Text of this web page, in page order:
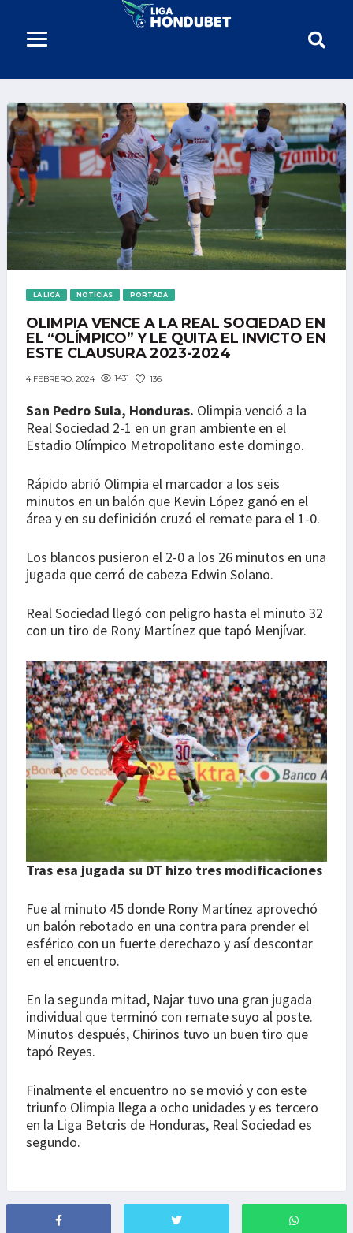
LA LIGA NOTICIAS PORTADA
OLIMPIA VENCE A LA REAL SOCIEDAD EN
EL “OLÍMPICO” Y LE QUITA EL INVICTO EN
ESTE CLAUSURA 2023-2024
4 FEBRERO, 2024 1431 136
San Pedro Sula, Honduras. Olimpia venció a la
Real Sociedad 2-1 en un gran ambiente en el
Estadio Olímpico Metropolitano este domingo.
Rápido abrió Olimpia el marcador a los seis
minutos en un balón que Kevin López ganó en el
área y en su definición cruzó el remate para el 1-0.
Los blancos pusieron el 2-0 a los 26 minutos en una
jugada que cerró de cabeza Edwin Solano.
Real Sociedad llegó con peligro hasta el minuto 32
con un tiro de Rony Martínez que tapó Menjívar.
Tras esa jugada su DT hizo tres modificaciones
Fue al minuto 45 donde Rony Martínez aprovechó
un balón rebotado en una contra para prender el
esférico con un fuerte derechazo y así descontar
en el encuentro.
En la segunda mitad, Najar tuvo una gran jugada
individual que terminó con remate suyo al poste.
Minutos después, Chirinos tuvo un buen tiro que
tapó Reyes.
Finalmente el encuentro no se movió y con este
triunfo Olimpia llega a ocho unidades y es tercero
en la Liga Betcris de Honduras, Real Sociedad es
segundo.